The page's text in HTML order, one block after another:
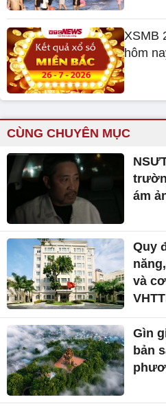
XSMB
hôm
CÙNG CHUYÊN MỤC
ám
Quy
và
Gìn
bản